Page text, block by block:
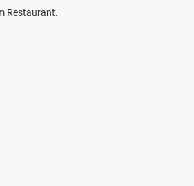
Restaurant.